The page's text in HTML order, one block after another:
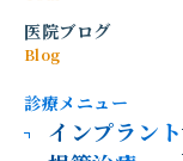
医院ブログ
Blog
診療メニュー
インプラント
で最新の入れ歯